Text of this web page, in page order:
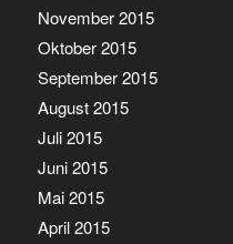
November 2015
Oktober 2015
September 2015
August 2015
Juli 2015
Juni 2015
Mai 2015
April 2015